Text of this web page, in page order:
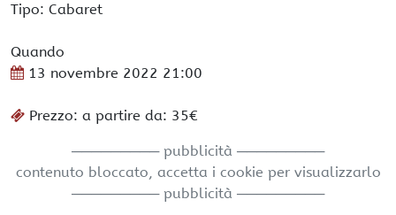
Tipo: Cabaret
Quando
13 novembre 2022 21:00
Prezzo: a partire da: 35€
───────── pubblicità ─────────
contenuto bloccato, accetta i cookie per visualizzarlo
───────── pubblicità ─────────